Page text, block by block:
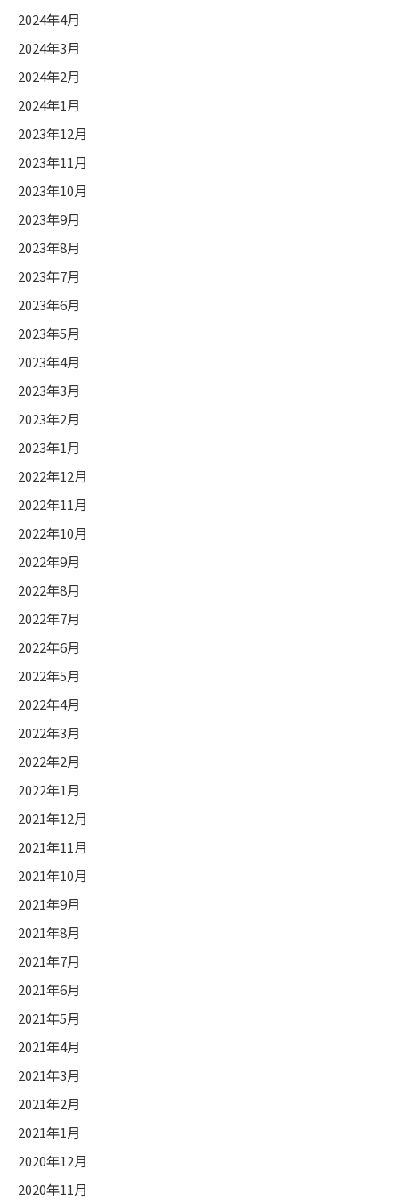
2024年4月
2024年3月
2024年2月
2024年1月
2023年12月
2023年11月
2023年10月
2023年9月
2023年8月
2023年7月
2023年6月
2023年5月
2023年4月
2023年3月
2023年2月
2023年1月
2022年12月
2022年11月
2022年10月
2022年9月
2022年8月
2022年7月
2022年6月
2022年5月
2022年4月
2022年3月
2022年2月
2022年1月
2021年12月
2021年11月
2021年10月
2021年9月
2021年8月
2021年7月
2021年6月
2021年5月
2021年4月
2021年3月
2021年2月
2021年1月
2020年12月
2020年11月